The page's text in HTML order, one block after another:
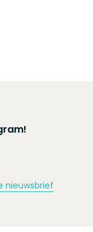
nieuwsbrief